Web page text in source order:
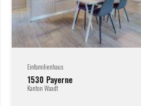
Einfamilienhaus
1530 Payerne
Kanton Waadt